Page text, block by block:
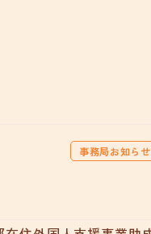
事務局お知らせ